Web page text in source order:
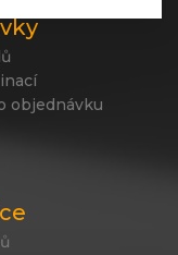
objednávku